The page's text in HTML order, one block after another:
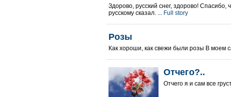
Здорово, русский снег, здорово!
русскому сказал. ... Full story
Розы
Как хороши, как свежи были розы В моем
Отчего?..
Отчего я и сам все